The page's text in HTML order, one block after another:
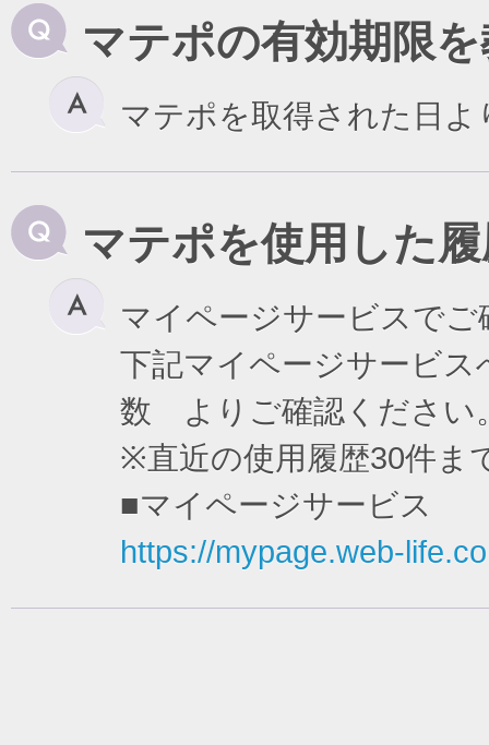
マテポの有効期限
マテポを取得された日
マテポを使用した
マイページサービスで
下記マイページサービ
数 よりご確認ください
※直近の使用履歴30件ま
■マイページサービス
https://mypage.web-